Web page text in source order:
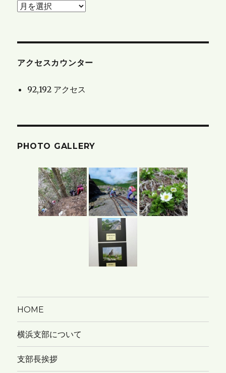
お
と
ロ
ー
アクセスカウンター
92,192 アクセス
PHOTO GALLERY
HOME
横浜支部について
支部長挨拶